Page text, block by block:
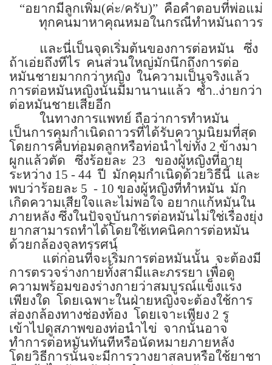
“อยากมีลูกเพิ่ม(ค่ะ/ครับ)” คือคำตอบที่พ่อแม่
ทุกคนมาหาคุณหมอในกรณีทำหมันถาวร
และนี่เป็นจุดเริ่มต้นของการต่อหมัน
ซึ่ง
ถ้าเอ่ยถึงทีไร คนส่วนใหญ่มักนึกถึงการต่อ
หมันชายมากกว่าหญิง ในความเป็นจริงแล้ว
การต่อหมันหญิงนั้นมีมานานแล้ว ซ้ำ..ง่ายกว่า
ต่อหมันชายเสียอีก
ในทางการแพทย์ ถือว่าการทำหมัน
เป็นการคุมกำเนิดถาวรที่ได้รับความนิยมที่สุด
โดยการคีบท่อมดลูกหรือท่อนำไข่ทั้ง 2 ข้างมา
ผูกแล้วตัด
ซึ่งร้อยละ 23 ของผู้หญิงที่อายุ
ระหว่าง 15 - 44ปี มักคุมกำเนิดด้วยวิธีนี้ และ
พบว่าร้อยละ 5 - 10 ของผู้หญิงที่ทำหมัน มัก
เกิดความเสียใจและไม่พอใจ อยากแก้หมันใน
ภายหลัง ซึ่งในปัจจุบันการต่อหมันไม่ใช่เรื่องยุ่ง
ยากสามารถทำได้โดยใช้เทคนิคการต่อหมัน
ด้วยกล้องจุลทรรศน์
แต่ก่อนที่จะเริ่มการต่อหมันนั้น จะต้องมี
การตรวจร่างกายทั้งสามีและภรรยา เพื่อดู
ความพร้อมของร่างกายว่าสมบูรณ์แข็งแรง
เพียงใด โดยเฉพาะในฝ่ายหญิงจะต้องใช้การ
ส่องกล้องทางช่องท้อง โดยเจาะเพียง 2 รู
เข้าไปดูสภาพของท่อนำไข่ จากนั้นอาจ
ทำการต่อหมันทันทีหรือนัดหมายภายหลัง
โดยวิธีการนั้นจะมีการวางยาสลบหรือใช้ยาชา